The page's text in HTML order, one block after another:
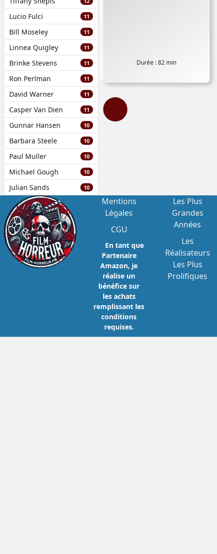
Lucio Fulci 11
Bill Moseley 11
Linnea Quigley 11
Brinke Stevens 11
Ron Perlman 11
David Warner 11
Casper Van Dien 11
Gunnar Hansen 10
Barbara Steele 10
Paul Muller 10
Michael Gough 10
Julian Sands 10
Durée : 82 min
Mentions
Légales
CGU
En tant que
Partenaire
Amazon, je
réalise un
bénéfice sur
les achats
remplissant les
conditions
requises.
Les Plus
Grandes
Années
Les
Réalisateurs
Les Plus
Prolifiques